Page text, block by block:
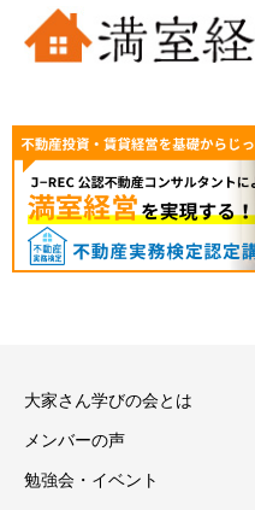
大家さん学びの会とは
メンバーの声
勉強会・イベント